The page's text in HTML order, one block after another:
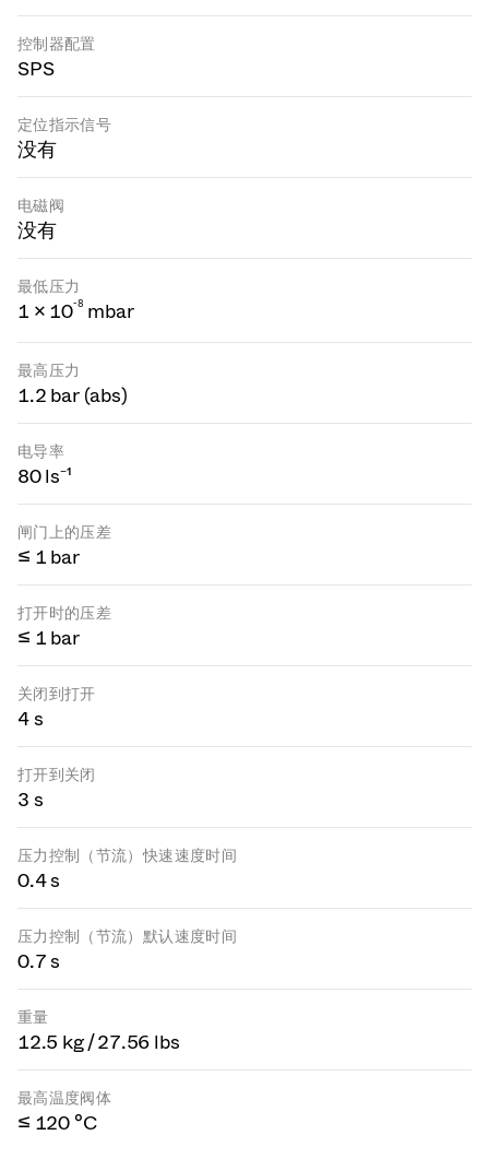
控制器配置
SPS
定位指示信号
没有
电磁阀
没有
最低压力
1 × 10-8 mbar
最高压力
1.2 bar (abs)
电导率
80 ls⁻¹
闸门上的压差
≤ 1 bar
打开时的压差
≤ 1 bar
关闭到打开
4 s
打开到关闭
3 s
压力控制（节流）快速速度时间
0.4 s
压力控制（节流）默认速度时间
0.7 s
重量
12.5 kg / 27.56 lbs
最高温度阀体
≤ 120 °C